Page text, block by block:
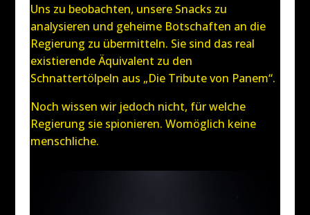
Uns zu beobachten, unsere Snacks zu
analysieren und geheime Botschaften an die
Regierung zu übermitteln. Sie sind das real
existierende Äquivalent zu den
Schnattertölpeln aus „Die Tribute von Panem“.
Noch wissen wir jedoch nicht, für welche
Regierung sie spionieren. Womöglich keine
menschliche.